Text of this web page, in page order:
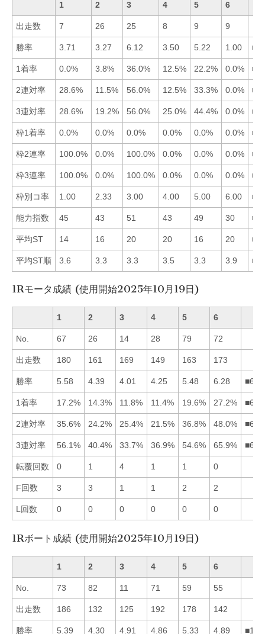
1 2 3 4 5 6
出走数 7 26 25 8 9 9
勝率 3.71 3.27 6.12 3.50 5.22 1.00
1着率 0.0% 3.8% 36.0% 12.5% 22.2% 0.0%
2連対率 28.6% 11.5% 56.0% 12.5% 33.3% 0.0%
3連対率 28.6% 19.2% 56.0% 25.0% 44.4% 0.0%
枠1着率 0.0% 0.0% 0.0% 0.0% 0.0% 0.0%
枠2連率 100.0% 0.0% 100.0% 0.0% 0.0% 0.0%
枠3連率 100.0% 0.0% 100.0% 0.0% 0.0% 0.0%
枠別コ率 1.00 2.33 3.00 4.00 5.00 6.00
能力指数 45 43 51 43 49 30
平均ST 14 16 20 20 16 20
平均ST順 3.6 3.3 3.3 3.5 3.3 3.9
1Rモータ成績 (使用開始2025年10月19日)
1 2 3 4 5 6
No. 67 26 14 28 79 72
出走数 180 161 169 149 163 173
勝率 5.58 4.39 4.01 4.25 5.48 6.28
1着率 17.2% 14.3% 11.8% 11.4% 19.6% 27.2%
2連対率 35.6% 24.2% 25.4% 21.5% 36.8% 48.0%
3連対率 56.1% 40.4% 33.7% 36.9% 54.6% 65.9%
転覆回数 0 1 4 1 1 0
F回数 3 3 1 1 2 2
L回数 0 0 0 0 0 0
1Rボート成績 (使用開始2025年10月19日)
1 2 3 4 5 6
No. 73 82 11 71 59 55
出走数 186 132 125 192 178 142
勝率 5.39 4.30 4.91 4.86 5.33 4.89